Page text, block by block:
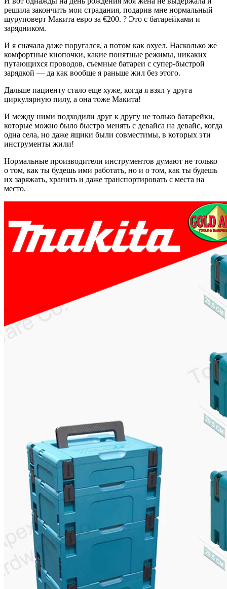
решила закончить мои страдания, подарив мне нормальный
шуруповерт Макита евро за €200. ? Это с батарейками и
зарядником.
И я сначала даже поругался, а потом как охуел. Насколько же
комфортные кнопочки, какие понятные режимы, никаких
путающихся проводов, съемные батареи с супер-быстрой
зарядкой — да как вообще я раньше жил без этого.
Дальше пациенту стало еще хуже, когда я взял у друга
циркулярную пилу, а она тоже Макита!
И между ними подходили друг к другу не только батарейки,
которые можно было быстро менять с девайса на девайс, когда
одна села, но даже ящики были совместимы, в которых эти
инструменты жили!
Нормальные производители инструментов думают не только
о том, как ты будешь ими работать, но и о том, как ты будешь
их заряжать, хранить и даже транспортировать с места на
место.